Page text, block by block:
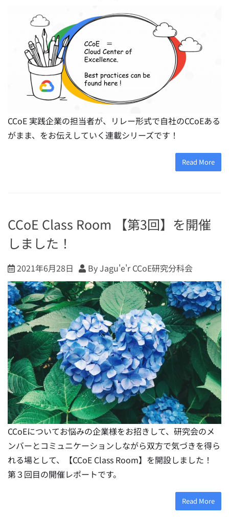
CCoE 実践企業の担当者が、リレー形式で自社のCCoEある
がまま、をお伝えしていく連載シリーズです！
Read More
CCoE Class Room 【第3回】を開催
しました！
2021年6月28日 By Jagu'e'r CCoE研究分科会
CCoEについてお悩みの企業様をお招きして、研究会のメ
ンバーとコミュニケーションしながら双方で気づきを得ら
れる場として、【CCoE Class Room】を開設しました！
第３回目の開催レポートです。
Read More